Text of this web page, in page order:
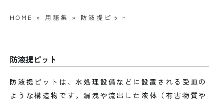
HOME » 用語集 » 防液提ピット
防液提ピット
防液提ピットは、水処理設備などに設置される受皿の
ような構造物です。漏洩や流出した液体（有害物質や